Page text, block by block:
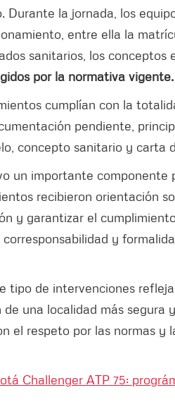
la jornada, los
entre ella la
sanitarios, los conceptos
por la normativa vigente.
cumplían con la
pendiente,
concepto sanitario y carta
un importante componente
recibieron orientación
y garantizar el
y
tipo de intervenciones
una localidad más segura
el respeto por las normas y
Challenger ATP 75: